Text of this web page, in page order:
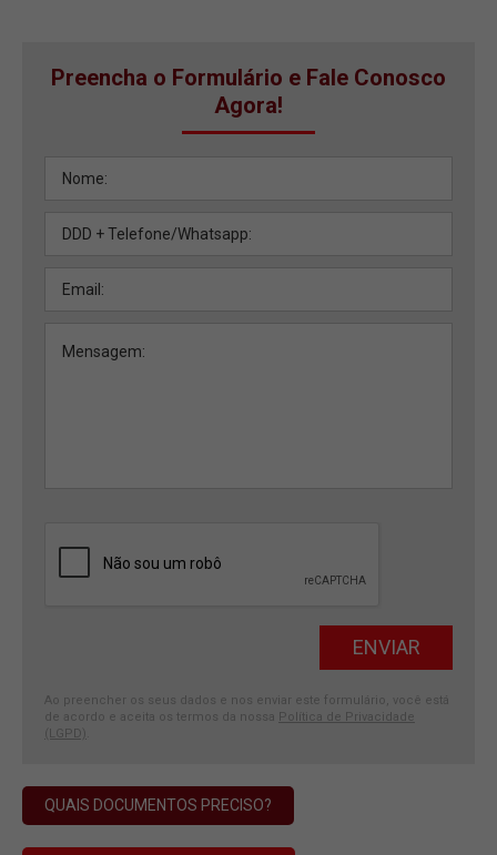
Preencha o Formulário e Fale Conosco
Agora!
Ao preencher os seus dados e nos enviar este formulário, você está
de acordo e aceita os termos da nossa Política de Privacidade
(LGPD)
QUAIS DOCUMENTOS PRECISO?